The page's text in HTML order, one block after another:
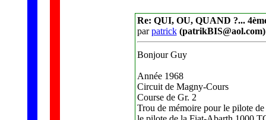
Re: QUI, OU, QUAND ?...
parpatrick (patrikBIS@aol.com)
Bonjour Guy
Année 1968
Circuit de Magny-Cours
Course de Gr. 2
Trou de mémoire pour le pilote